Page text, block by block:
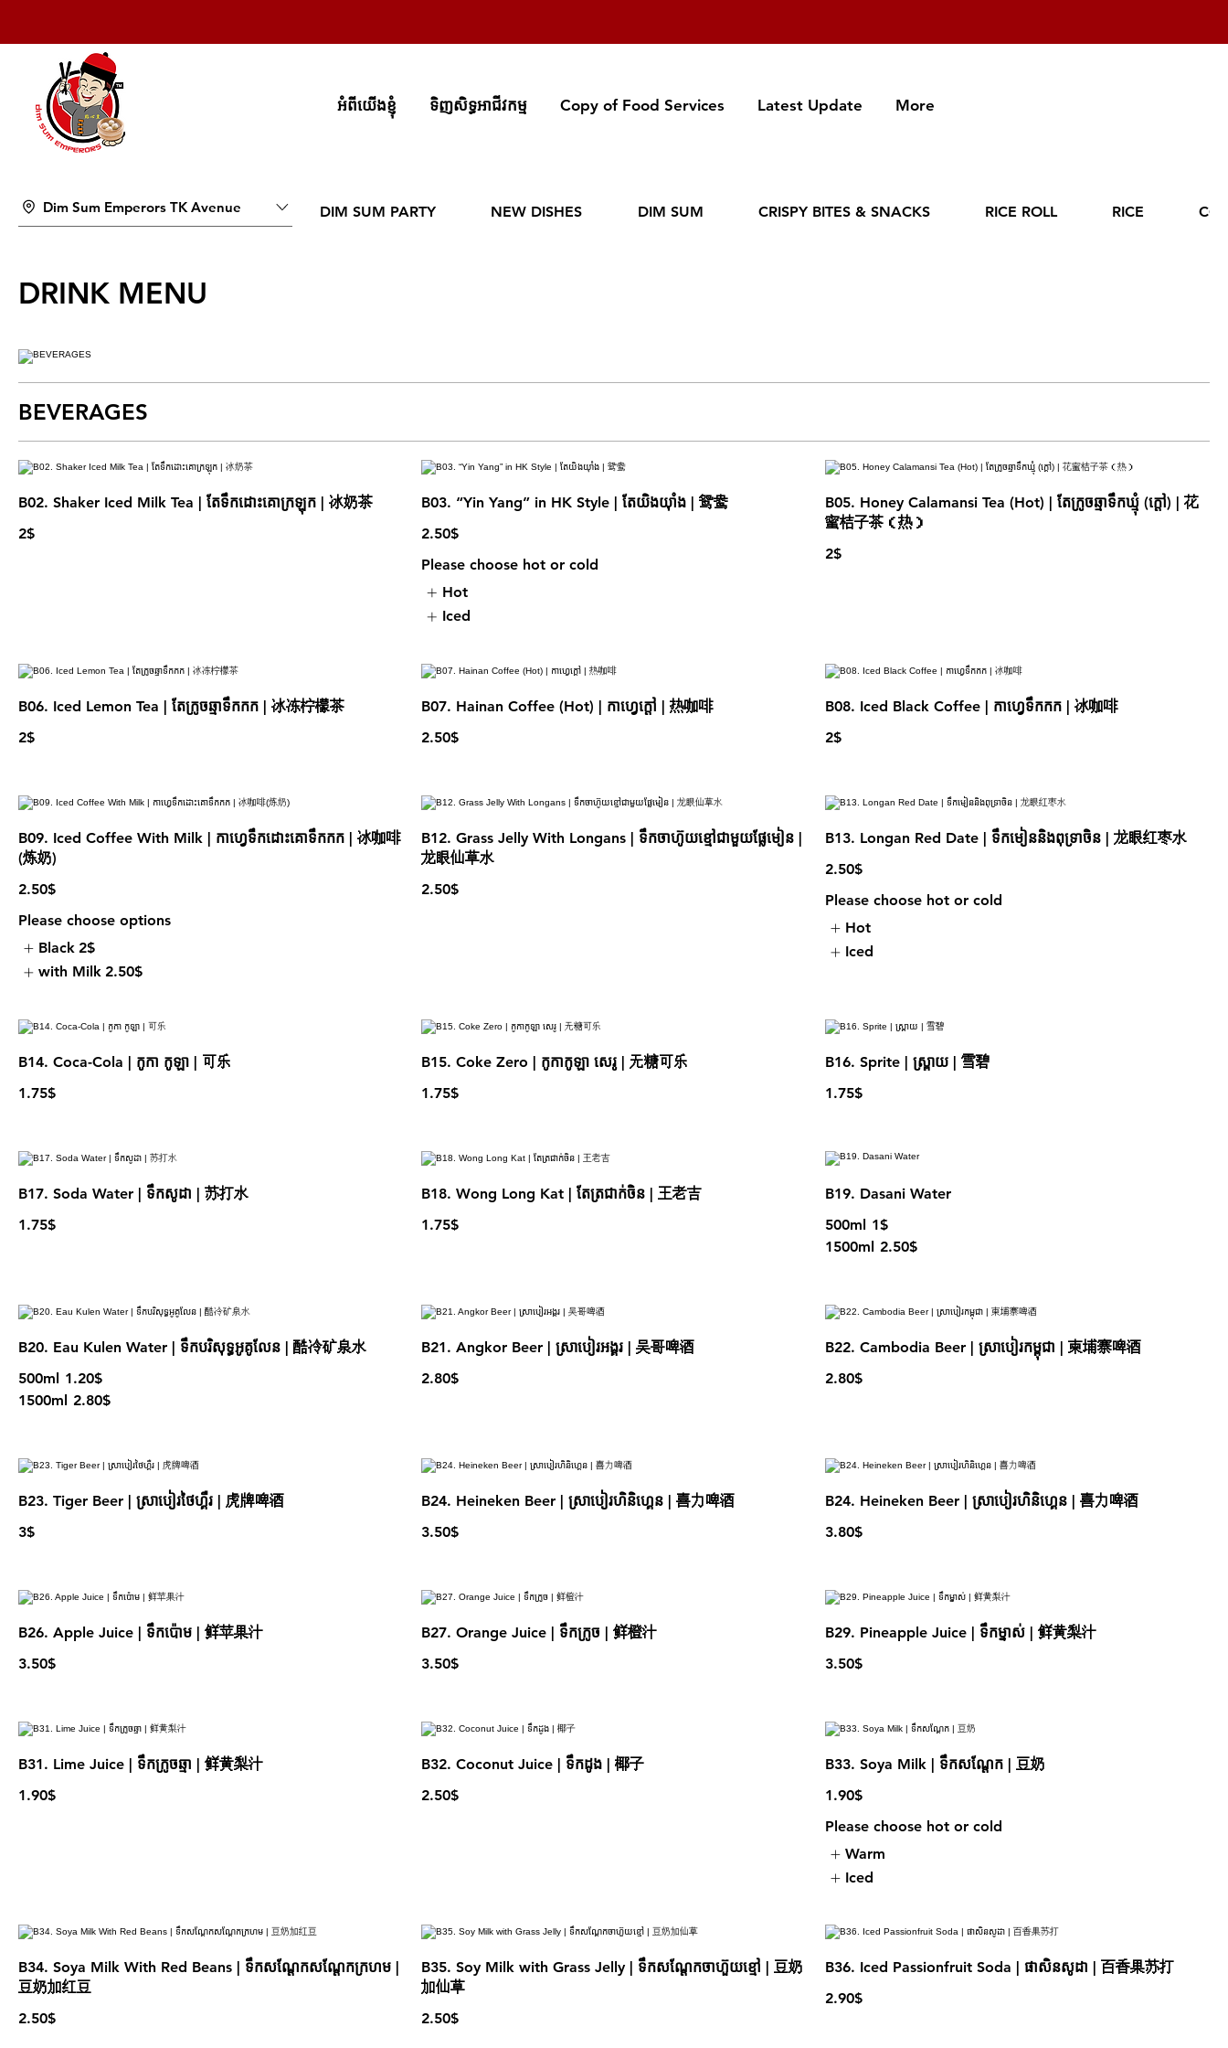
អំពីយើងខ្ញុំ ទិញសិទ្ធអាជីវកម្ម Copy of Food Services Latest Update More
Dim Sum Emperors TK Avenue DIM SUM PARTY NEW DISHES DIM SUM CRISPY BITES & SNACKS RICE ROLL RICE
DRINK MENU
BEVERAGES
B02. Shaker Iced Milk Tea | តែទឹកដោះគោក្រឡុក | 冰奶茶
2$
B03. “Yin Yang” in HK Style | តែយិងយុាំង | 鸳鸯
2.50$
Please choose hot or cold
Hot
Iced
B05. Honey Calamansi Tea (Hot) | តែក្រូចឆ្មាទឹកឃ្មុំ (ក្ដៅ) | 花
蜜桔子茶（热）
2$
B06. Iced Lemon Tea | តែក្រូចឆ្មាទឹកកក | 冰冻柠檬茶
2$
B07. Hainan Coffee (Hot) | កាហ្វេក្ដៅ | 热咖啡
2.50$
B08. Iced Black Coffee | កាហ្វេទឹកកក | 冰咖啡
2$
B09. Iced Coffee With Milk | កាហ្វេទឹកដោះគោទឹកកក​ | 冰咖啡
(炼奶)
2.50$
Please choose options
Black 2$
with Milk 2.50$
B12. Grass Jelly With Longans | ទឹកចាហ៊ូយខ្មៅជាមួយផ្លែមៀន |
龙眼仙草水
2.50$
B13. Longan Red Date | ទឹកមៀននិងពុទ្រាចិន | 龙眼红枣水
2.50$
Please choose hot or cold
Hot
Iced
B14. Coca-Cola | កូកា កូឡា | 可乐
1.75$
B15. Coke Zero | កូកាកូឡា សេរូ | 无糖可乐
1.75$
B16. Sprite | ស្ព្រាយ | 雪碧
1.75$
B17. Soda Water | ទឹកសូដា | 苏打水
1.75$
B18. Wong Long Kat | តែត្រជាក់ចិន | 王老吉
1.75$
B19. Dasani Water
500ml 1$
1500ml 2.50$
B20. Eau Kulen Water | ទឹកបរិសុទ្ធអូគូលែន | 酷冷矿泉水
500ml 1.20$
1500ml 2.80$
B21. Angkor Beer | ស្រាបៀរអង្គរ | 吴哥啤酒
2.80$
B22. Cambodia Beer | ស្រាបៀរកម្ពុជា | 柬埔寨啤酒
2.80$
B23. Tiger Beer | ស្រាបៀរថៃហ្គឺរ | 虎牌啤酒
3$
B24. Heineken Beer | ស្រាបៀរហិនិហ្គេន | 喜力啤酒
3.50$
B24. Heineken Beer | ស្រាបៀរហិនិហ្គេន | 喜力啤酒
3.80$
B26. Apple Juice | ទឹកប៉ោម | 鲜苹果汁
3.50$
B27. Orange Juice | ទឹកក្រូច | 鲜橙汁
3.50$
B29. Pineapple Juice | ទឹកម្នាស់ | 鲜黄梨汁
3.50$
B31. Lime Juice | ទឹកក្រូចឆ្មា | 鲜黄梨汁
1.90$
B32. Coconut Juice | ទឹកដូង | 椰子
2.50$
B33. Soya Milk | ទឹកសណ្តែក​​ | 豆奶
1.90$
Please choose hot or cold
Warm
Iced
B34. Soya Milk With Red Beans | ទឹកសណ្ដែកសណ្ដែកក្រហម |
豆奶加红豆
2.50$
B35. Soy Milk with Grass Jelly | ទឹកសណ្ដែកចាហ៊ួយខ្មៅ | 豆奶
加仙草
2.50$
B36. Iced Passionfruit Soda | ផាសិនសូដា | 百香果苏打
2.90$